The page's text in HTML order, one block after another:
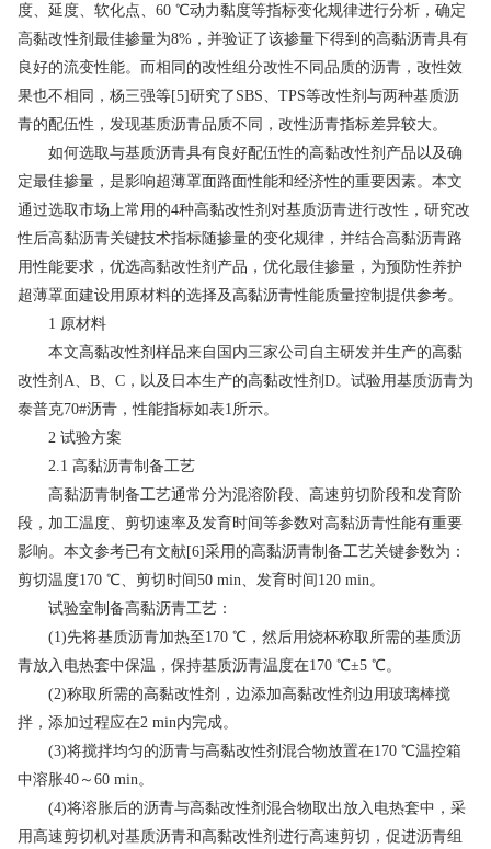
度、延度、软化点、60 ℃动力黏度等指标变化规律进行分析，确定
高黏改性剂最佳掺量为8%，并验证了该掺量下得到的高黏沥青具有
良好的流变性能。而相同的改性组分改性不同品质的沥青，改性效
果也不相同，杨三强等[5]研究了SBS、TPS等改性剂与两种基质沥
青的配伍性，发现基质沥青品质不同，改性沥青指标差异较大。
如何选取与基质沥青具有良好配伍性的高黏改性剂产品以及确
定最佳掺量，是影响超薄罩面路面性能和经济性的重要因素。本文
通过选取市场上常用的4种高黏改性剂对基质沥青进行改性，研究改
性后高黏沥青关键技术指标随掺量的变化规律，并结合高黏沥青路
用性能要求，优选高黏改性剂产品，优化最佳掺量，为预防性养护
超薄罩面建设用原材料的选择及高黏沥青性能质量控制提供参考。
1 原材料
本文高黏改性剂样品来自国内三家公司自主研发并生产的高黏
改性剂A、B、C，以及日本生产的高黏改性剂D。试验用基质沥青为
泰普克70#沥青，性能指标如表1所示。
2 试验方案
2.1 高黏沥青制备工艺
高黏沥青制备工艺通常分为混溶阶段、高速剪切阶段和发育阶
段，加工温度、剪切速率及发育时间等参数对高黏沥青性能有重要
影响。本文参考已有文献[6]采用的高黏沥青制备工艺关键参数为：
剪切温度170 ℃、剪切时间50 min、发育时间120 min。
试验室制备高黏沥青工艺：
(1)先将基质沥青加热至170 ℃，然后用烧杯称取所需的基质沥
青放入电热套中保温，保持基质沥青温度在170 ℃±5 ℃。
(2)称取所需的高黏改性剂，边添加高黏改性剂边用玻璃棒搅
拌，添加过程应在2 min内完成。
(3)将搅拌均匀的沥青与高黏改性剂混合物放置在170 ℃温控箱
中溶胀40～60 min。
(4)将溶胀后的沥青与高黏改性剂混合物取出放入电热套中，采
用高速剪切机对基质沥青和高黏改性剂进行高速剪切，促进沥青组